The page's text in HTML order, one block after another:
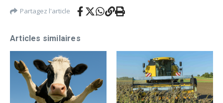
Partagez l'article
Articles similaires